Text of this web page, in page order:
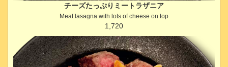
チーズたっぷりミートラザニア
Meat lasagna with lots of cheese on top
1,720